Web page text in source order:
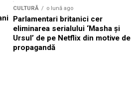
CULTURĂ o lună ago
Parlamentari britanici cer
eliminarea serialului ‘Masha și
Ursul’ de pe Netflix din motive de
propagandă